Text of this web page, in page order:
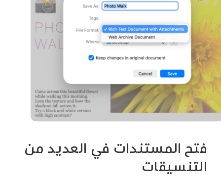
فتح المستندات في العديد من
التنسيقات